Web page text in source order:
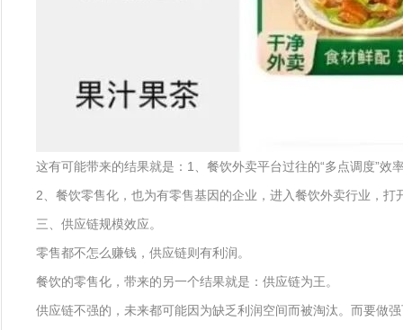
这有可能带来的结果就是：1、餐饮外卖平台过往的“多点调度”效
2、餐饮零售化，也为有零售基因的企业，进入餐饮外卖行业，打
三、供应链规模效应。
零售都不怎么赚钱，供应链则有利润。
餐饮的零售化，带来的另一个结果就是：供应链为王。
供应链不强的，未来都可能因为缺乏利润空间而被淘汰。而要做